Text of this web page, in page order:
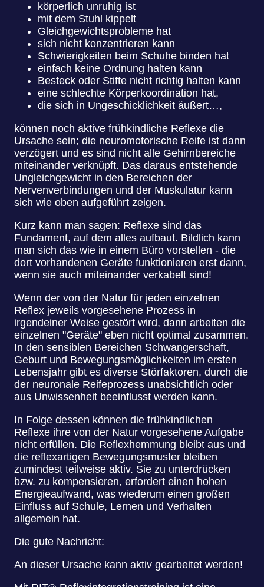
körperlich unruhig ist
mit dem Stuhl kippelt
Gleichgewichtsprobleme hat
sich nicht konzentrieren kann
Schwierigkeiten beim Schuhe binden hat
einfach keine Ordnung halten kann
Besteck oder Stifte nicht richtig halten kann
eine schlechte Körperkoordination hat,
die sich in Ungeschicklichkeit äußert…,
können noch aktive frühkindliche Reflexe die
Ursache sein; die neuromotorische Reife ist dann
verzögert und es sind nicht alle Gehirnbereiche
miteinander verknüpft. Das daraus entstehende
Ungleichgewicht in den Bereichen der
Nervenverbindungen und der Muskulatur kann
sich wie oben aufgeführt zeigen.
Kurz kann man sagen: Reflexe sind das
Fundament, auf dem alles aufbaut. Bildlich kann
man sich das wie in einem Büro vorstellen - die
dort vorhandenen Geräte funktionieren erst dann,
wenn sie auch miteinander verkabelt sind!
Wenn der von der Natur für jeden einzelnen
Reflex jeweils vorgesehene Prozess in
irgendeiner Weise gestört wird, dann arbeiten die
einzelnen "Geräte" eben nicht optimal zusammen.
In den sensiblen Bereichen Schwangerschaft,
Geburt und Bewegungsmöglichkeiten im ersten
Lebensjahr gibt es diverse Störfaktoren, durch die
der neuronale Reifeprozess unabsichtlich oder
aus Unwissenheit beeinflusst werden kann.
In Folge dessen können die frühkindlichen
Reflexe ihre von der Natur vorgesehene Aufgabe
nicht erfüllen. Die Reflexhemmung bleibt aus und
die reflexartigen Bewegungsmuster bleiben
zumindest teilweise aktiv. Sie zu unterdrücken
bzw. zu kompensieren, erfordert einen hohen
Energieaufwand, was wiederum einen großen
Einfluss auf Schule, Lernen und Verhalten
allgemein hat.
Die gute Nachricht:
An dieser Ursache kann aktiv gearbeitet werden!